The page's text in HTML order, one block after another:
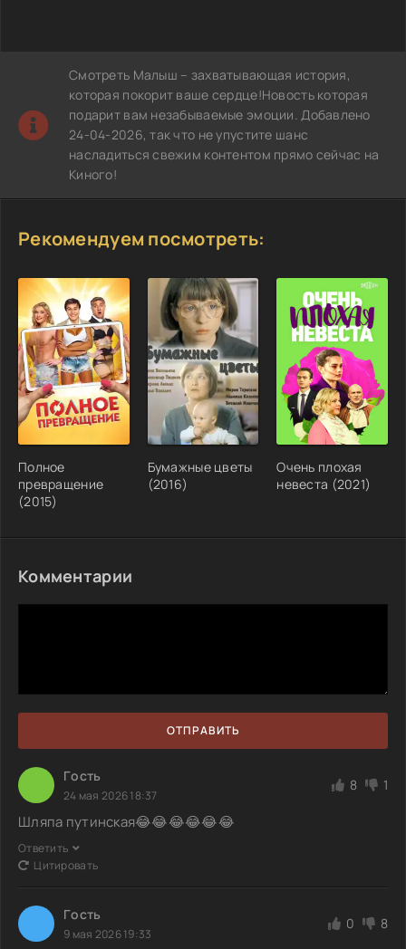
Смотреть Малыш – захватывающая история,
которая покорит ваше сердце!Новость которая
подарит вам незабываемые эмоции. Добавлено
24-04-2026, так что не упустите шанс
насладиться свежим контентом прямо сейчас на
Киного!
Рекомендуем посмотреть:
Полное
превращение
(2015)
Бумажные цветы
(2016)
Очень плохая
невеста (2021)
Комментарии
ОТПРАВИТЬ
Гoсть
24 мая 2026 18:37
8 1
Шляпа путинская😂😂😂😂😂😂
Ответить
Цитировать
Гoсть
9 мая 2026 19:33
0 8